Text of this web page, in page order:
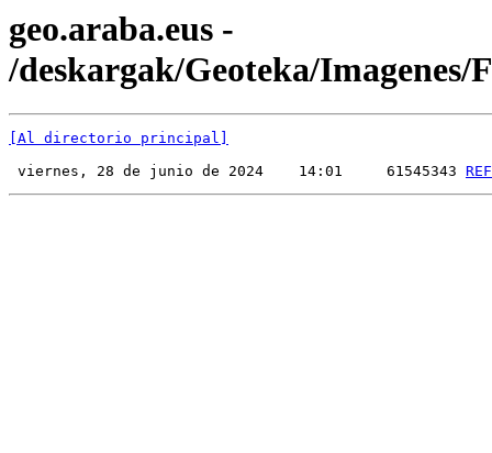
geo.araba.eus -
/deskargak/Geoteka/Imagenes/
[Al directorio principal]
viernes, 28 de junio de 2024    14:01     61545343